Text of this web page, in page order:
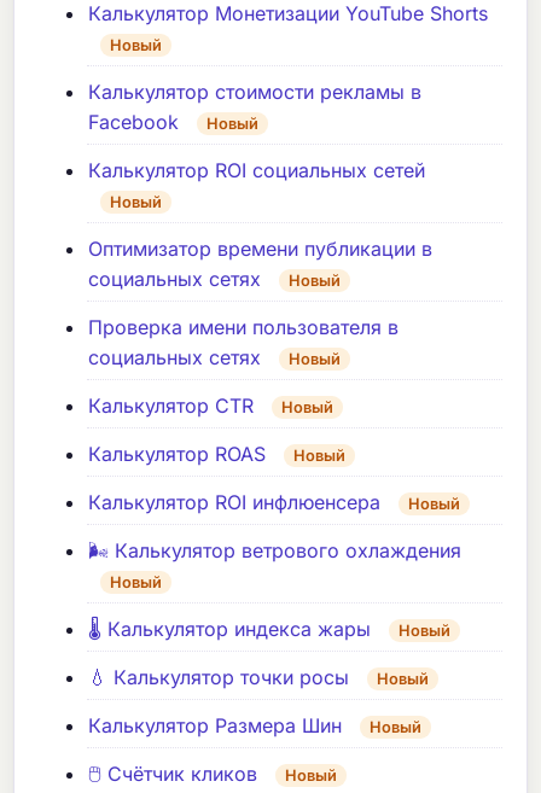
Калькулятор Монетизации YouTube Shorts
Новый
Калькулятор стоимости рекламы в
Facebook
Новый
Калькулятор ROI социальных сетей
Новый
Оптимизатор времени публикации в
социальных сетях
Новый
Проверка имени пользователя в
социальных сетях
Новый
Калькулятор CTR Новый
Калькулятор ROAS Новый
Калькулятор ROI инфлюенсера Новый
🌬️ Калькулятор ветрового охлаждения
Новый
🌡️ Калькулятор индекса жары Новый
💧 Калькулятор точки росы Новый
Калькулятор Размера Шин Новый
🖱️ Счётчик кликов Новый